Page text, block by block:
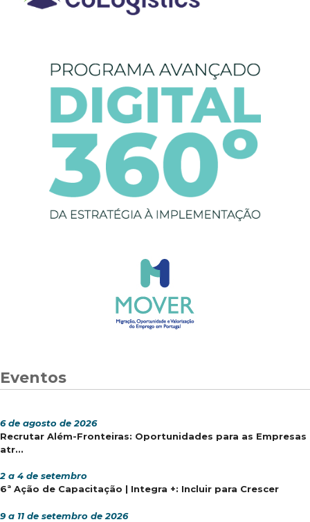
Eventos
6 de agosto de 2026
Recrutar Além-Fronteiras: Oportunidades para as Empresas
atr...
2 a 4 de setembro
6ª Ação de Capacitação | Integra +: Incluir para Crescer
9 a 11 de setembro de 2026